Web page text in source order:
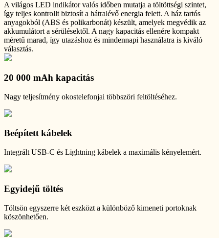
A világos LED indikátor valós időben mutatja a töltöttségi szintet,
így teljes kontrollt biztosít a hátralévő energia felett. A ház tartós
anyagokból (ABS és polikarbonát) készült, amelyek megvédik az
akkumulátort a sérülésektől. A nagy kapacitás ellenére kompakt
méretű marad, így utazáshoz és mindennapi használatra is kiváló
választás.
20 000 mAh kapacitás
Nagy teljesítmény okostelefonjai többszöri feltöltéséhez.
Beépített kábelek
Integrált USB-C és Lightning kábelek a maximális kényelemért.
Egyidejű töltés
Töltsön egyszerre két eszközt a különböző kimeneti portoknak
köszönhetően.